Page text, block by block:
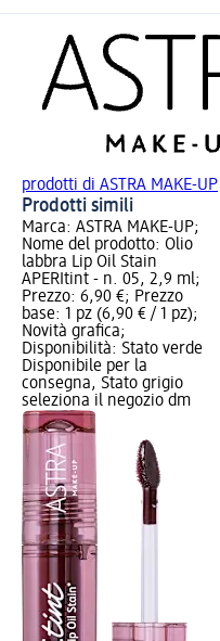
prodotti di ASTRA MAKE-UP
Prodotti simili
Marca: ASTRA MAKE-UP;
Nome del prodotto: Olio
labbra Lip Oil Stain
APERItint - n. 05, 2,9 ml;
Prezzo: 6,90 €; Prezzo
base: 1 pz (6,90 € / 1 pz);
Novità grafica;
Disponibilità: Stato verde
Disponibile per la
consegna, Stato grigio
seleziona il negozio dm